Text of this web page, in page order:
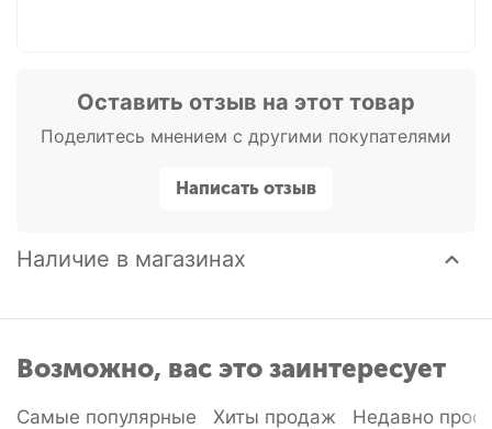
Оставить отзыв на этот товар
Поделитесь мнением с другими покупателями
Написать отзыв
Наличие в магазинах
Возможно, вас это заинтересует
Самые популярные Хиты продаж Недавно